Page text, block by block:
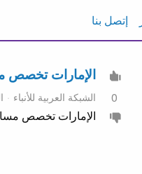
إتصل بنا
0
الإمارات تخصص
الشبكة العربية للأنباء
الإمارات تخصص